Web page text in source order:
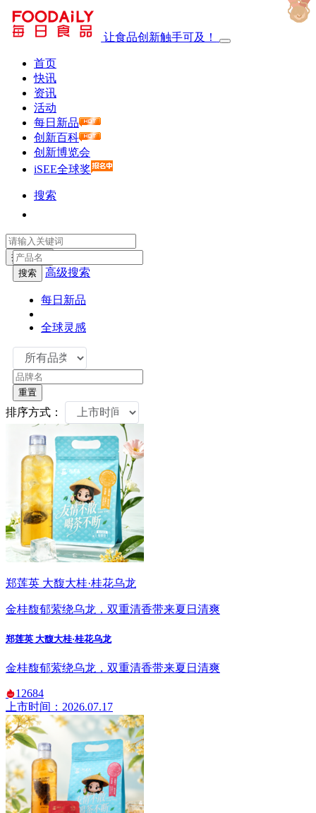
让食品创新触手可及！
首页
快讯
资讯
活动
每日新品
创新百科
创新博览会
iSEE全球奖
搜索
搜索一下
搜索
高级搜索
每日新品
全球灵感
重置
排序方式：
郑莲英 大馥大桂·桂花乌龙
金桂馥郁萦绕乌龙，双重清香带来夏日清爽
郑莲英 大馥大桂·桂花乌龙
金桂馥郁萦绕乌龙，双重清香带来夏日清爽
12684
上市时间：2026.07.17